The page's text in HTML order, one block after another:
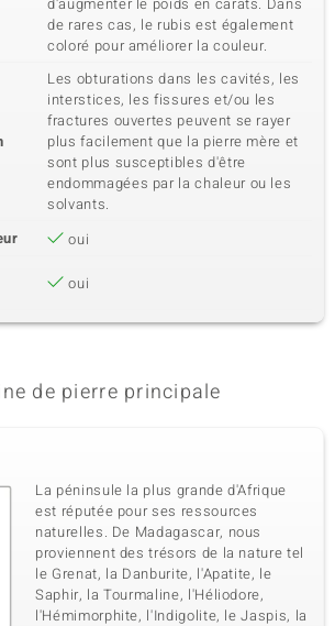
de rares cas, le rubis est également
coloré pour améliorer la couleur.
Les obturations dans les cavités, les
interstices, les fissures et/ou les
fractures ouvertes peuvent se rayer
plus facilement que la pierre mère et
sont plus susceptibles d'être
endommagées par la chaleur ou les
solvants.
oui
oui
de pierre principale
La péninsule la plus grande d'Afrique
est réputée pour ses ressources
naturelles. De Madagascar, nous
proviennent des trésors de la nature tel
le Grenat, la Danburite, l'Apatite, le
Saphir, la Tourmaline, l'Héliodore,
l'Hémimorphite, l'Indigolite, le Jaspis, la